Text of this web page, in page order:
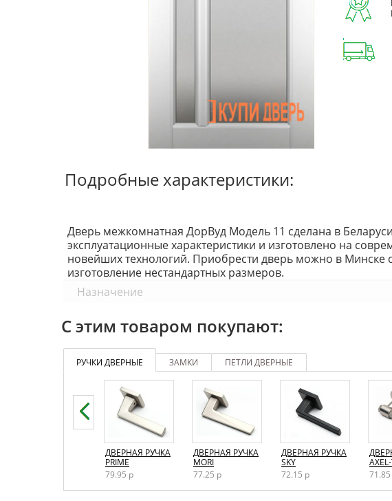
Подробные характеристики:
Дверь межкомнатная ДорВуд Модель 11 сделана в
эксплуатационные характеристики и изготовлено на
новейших технологий. Приобрести дверь можно в Минске
изготовление нестандартных размеров.
Назначение
Вы можете приобрести данную модель в нашем интернет-
межкомнатных дверей Эмаль Дорвуд
С этим товаром покупают:
РУЧКИ ДВЕРНЫЕ ЗАМКИ ПЕТЛИ ДВЕРНЫЕ
ДВЕРНАЯ РУЧКА
PRIME
79.95 р
ДВЕРНАЯ РУЧКА
MORI
77.25 р
ДВЕРНАЯ РУЧКА
SKY
72.15 р